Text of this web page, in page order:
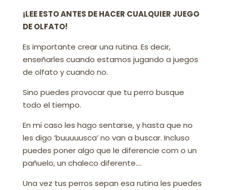
¡LEE ESTO ANTES DE HACER CUALQUIER JUEGO
DE OLFATO!
Es importante crear una rutina. Es decir,
enseñarles cuando estamos jugando a juegos
de olfato y cuando no.
Sino puedes provocar que tu perro busque
todo el tiempo.
En mi caso les hago sentarse, y hasta que no
les digo ‘buuuuusca’ no van a buscar. Incluso
puedes poner algo que le diferencie com o un
pañuelo, un chaleco diferente….
Una vez tus perros sepan esa rutina les puedes